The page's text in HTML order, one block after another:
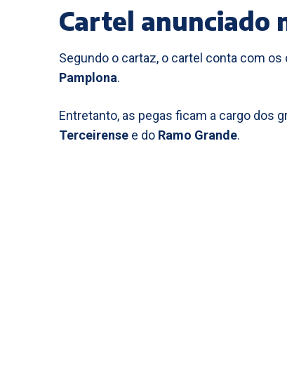
Cartel anunciado
Segundo o cartaz, o cartel conta com os
Pamplona.
Entretanto, as pegas ficam a cargo dos
Terceirense e do Ramo Grande.